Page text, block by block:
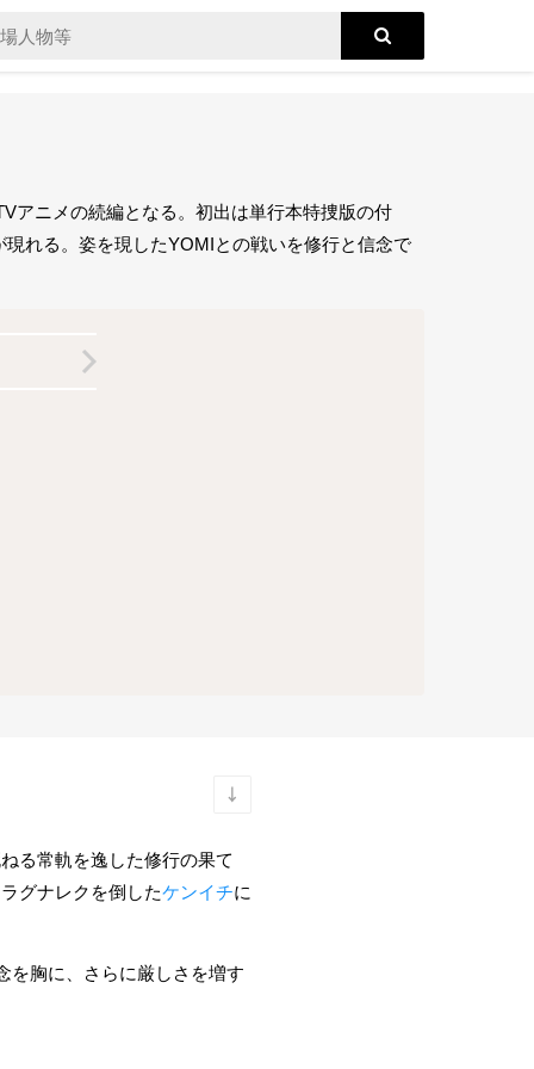
アニメの続編となる。初出は単行本特捜版の付
れる。姿を現したYOMIとの戦いを修行と信念で
る常軌を逸した修行の果て
グナレクを倒したケンイチに
を胸に、さらに厳しさを増す